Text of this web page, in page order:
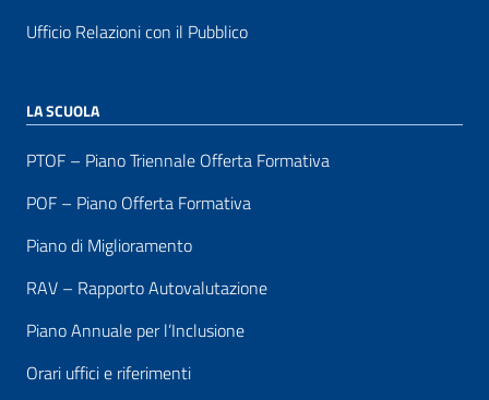
Ufficio Relazioni con il Pubblico
LA SCUOLA
PTOF – Piano Triennale Offerta Formativa
POF – Piano Offerta Formativa
Piano di Miglioramento
RAV – Rapporto Autovalutazione
Piano Annuale per l’Inclusione
Orari uffici e riferimenti